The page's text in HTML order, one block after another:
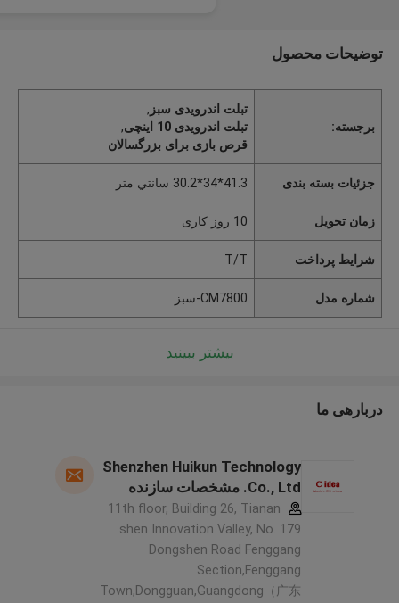
توضیحات محصول
برجسته:
تبلت اندرویدی سبز ,
تبلت اندرویدی 10 اینچی
,
قرص بازی برای بزرگسالان
جزئیات بسته بندی 41.3*34*30.2 سانتي متر
زمان تحویل 10 روز کاری
شرایط پرداخت T/T
شماره مدل CM7800-سبز
بیشتر ببینید
دربارهی ما
Shenzhen Huikun Technology
Co., Ltd. مشخصات سازنده
11th floor, Building 26, Tianan
shen Innovation Valley, No. 179
Dongshen Road Fenggang
Section,Fenggang
Town,Dongguan,Guangdong（广东